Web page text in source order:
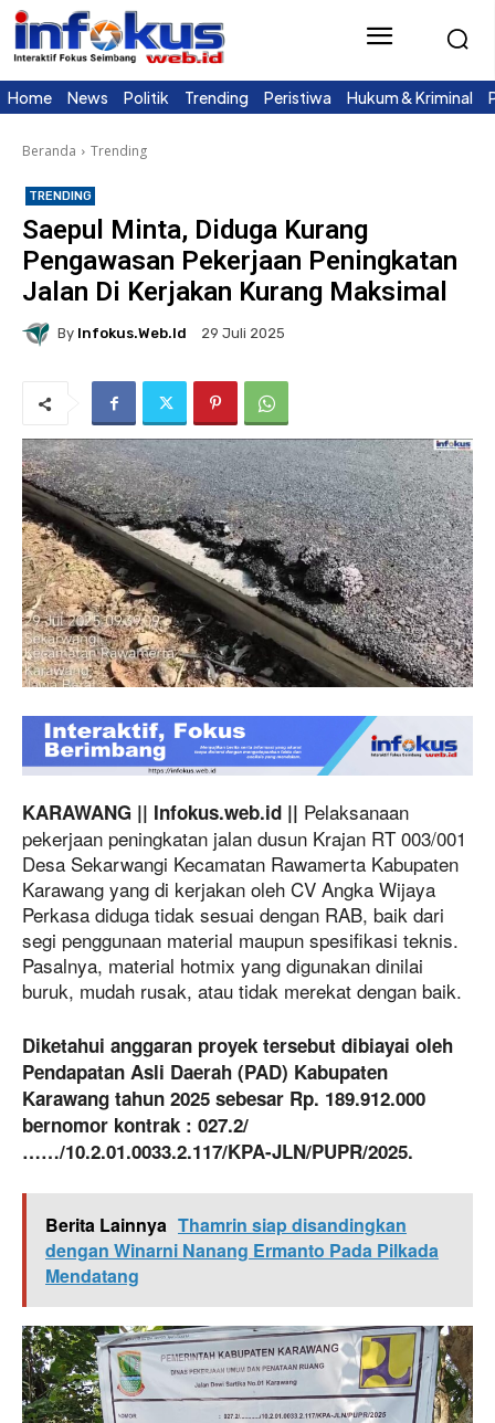
Home News Politik Trending Peristiwa Hukum & Kriminal
Beranda Trending
TRENDING
Saepul Minta, Diduga Kurang
Pengawasan Pekerjaan Peningkatan
Jalan Di Kerjakan Kurang Maksimal
By Infokus.web.id 29 Juli 2025
KARAWANG || Infokus.web.id || Pelaksanaan
pekerjaan peningkatan jalan dusun Krajan RT 003/001
Desa Sekarwangi Kecamatan Rawamerta Kabupaten
Karawang yang di kerjakan oleh CV Angka Wijaya
Perkasa diduga tidak sesuai dengan RAB, baik dari
segi penggunaan material maupun spesifikasi teknis.
Pasalnya, material hotmix yang digunakan dinilai
buruk, mudah rusak, atau tidak merekat dengan baik.
Diketahui anggaran proyek tersebut dibiayai oleh
Pendapatan Asli Daerah (PAD) Kabupaten
Karawang tahun 2025 sebesar Rp. 189.912.000
bernomor kontrak : 027.2/
……/10.2.01.0033.2.117/KPA-JLN/PUPR/2025.
Berita Lainnya Thamrin siap disandingkan
dengan Winarni Nanang Ermanto Pada Pilkada
Mendatang